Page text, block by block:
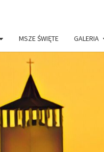
MSZE ŚWIĘTE GALERIA